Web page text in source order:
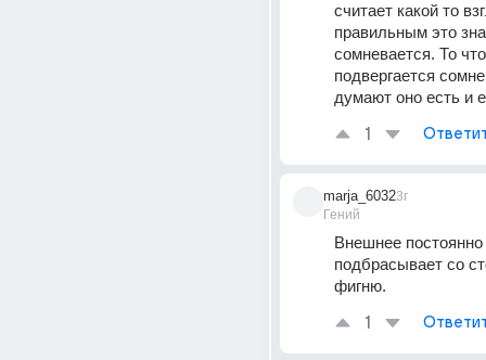
считает какой то
правильным это
сомневается. То
подвергается
думают оно есть и
1
marja_6032
Гений
3г
Внешнее постоянно
подбрасывает со
фигню.
1